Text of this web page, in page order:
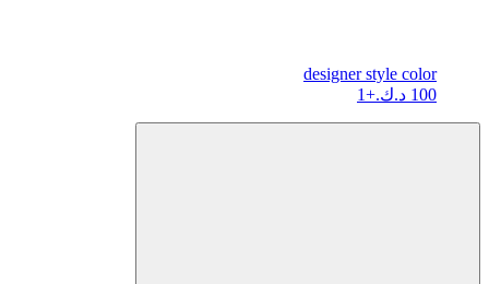
designerstyle color
100 د.ك.
+1